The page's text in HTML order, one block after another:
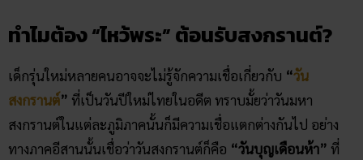
ทำไมต้อง “ไหว้พระ” ต้อนรับสงกรานต์?
เด็กรุ่นใหม่หลายคนอาจจะไม่รู้จักความเชื่อเกี่ยวกับ “วัน
สงกรานต์” ที่เป็นวันปีใหม่ไทยในอดีต ทราบมั้ยว่าวันมหา
สงกรานต์ในแต่ละภูมิภาคนั้นก็มีความเชื่อแตกต่างกันไป อย่าง
ทางภาคอีสานนั้นเชื่อว่าวันสงกรานต์ก็คือ “วันบุญเดือนห้า” ที่